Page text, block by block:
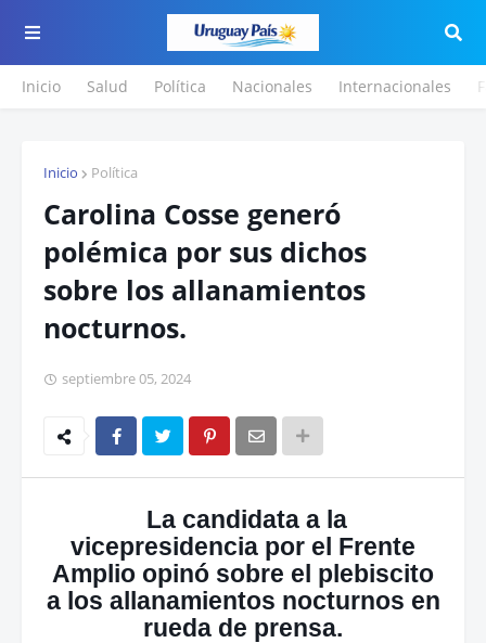
Inicio Salud Política Nacionales Internacionales
Inicio Política
Carolina Cosse generó
polémica por sus dichos
sobre los allanamientos
nocturnos.
septiembre 05, 2024
La candidata a la
vicepresidencia por el Frente
Amplio opinó sobre el plebiscito
a los allanamientos nocturnos en
rueda de prensa.